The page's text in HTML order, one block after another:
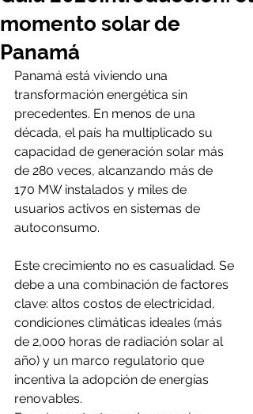
momento solar de
Panamá
Panamá está viviendo una
transformación energética sin
precedentes. En menos de una
década, el país ha multiplicado su
capacidad de generación solar más
de 280 veces, alcanzando más de
170 MW instalados y miles de
usuarios activos en sistemas de
autoconsumo.
Este crecimiento no es casualidad. Se
debe a una combinación de factores
clave: altos costos de electricidad,
condiciones climáticas ideales (más
de 2,000 horas de radiación solar al
año) y un marco regulatorio que
incentiva la adopción de energías
renovables.